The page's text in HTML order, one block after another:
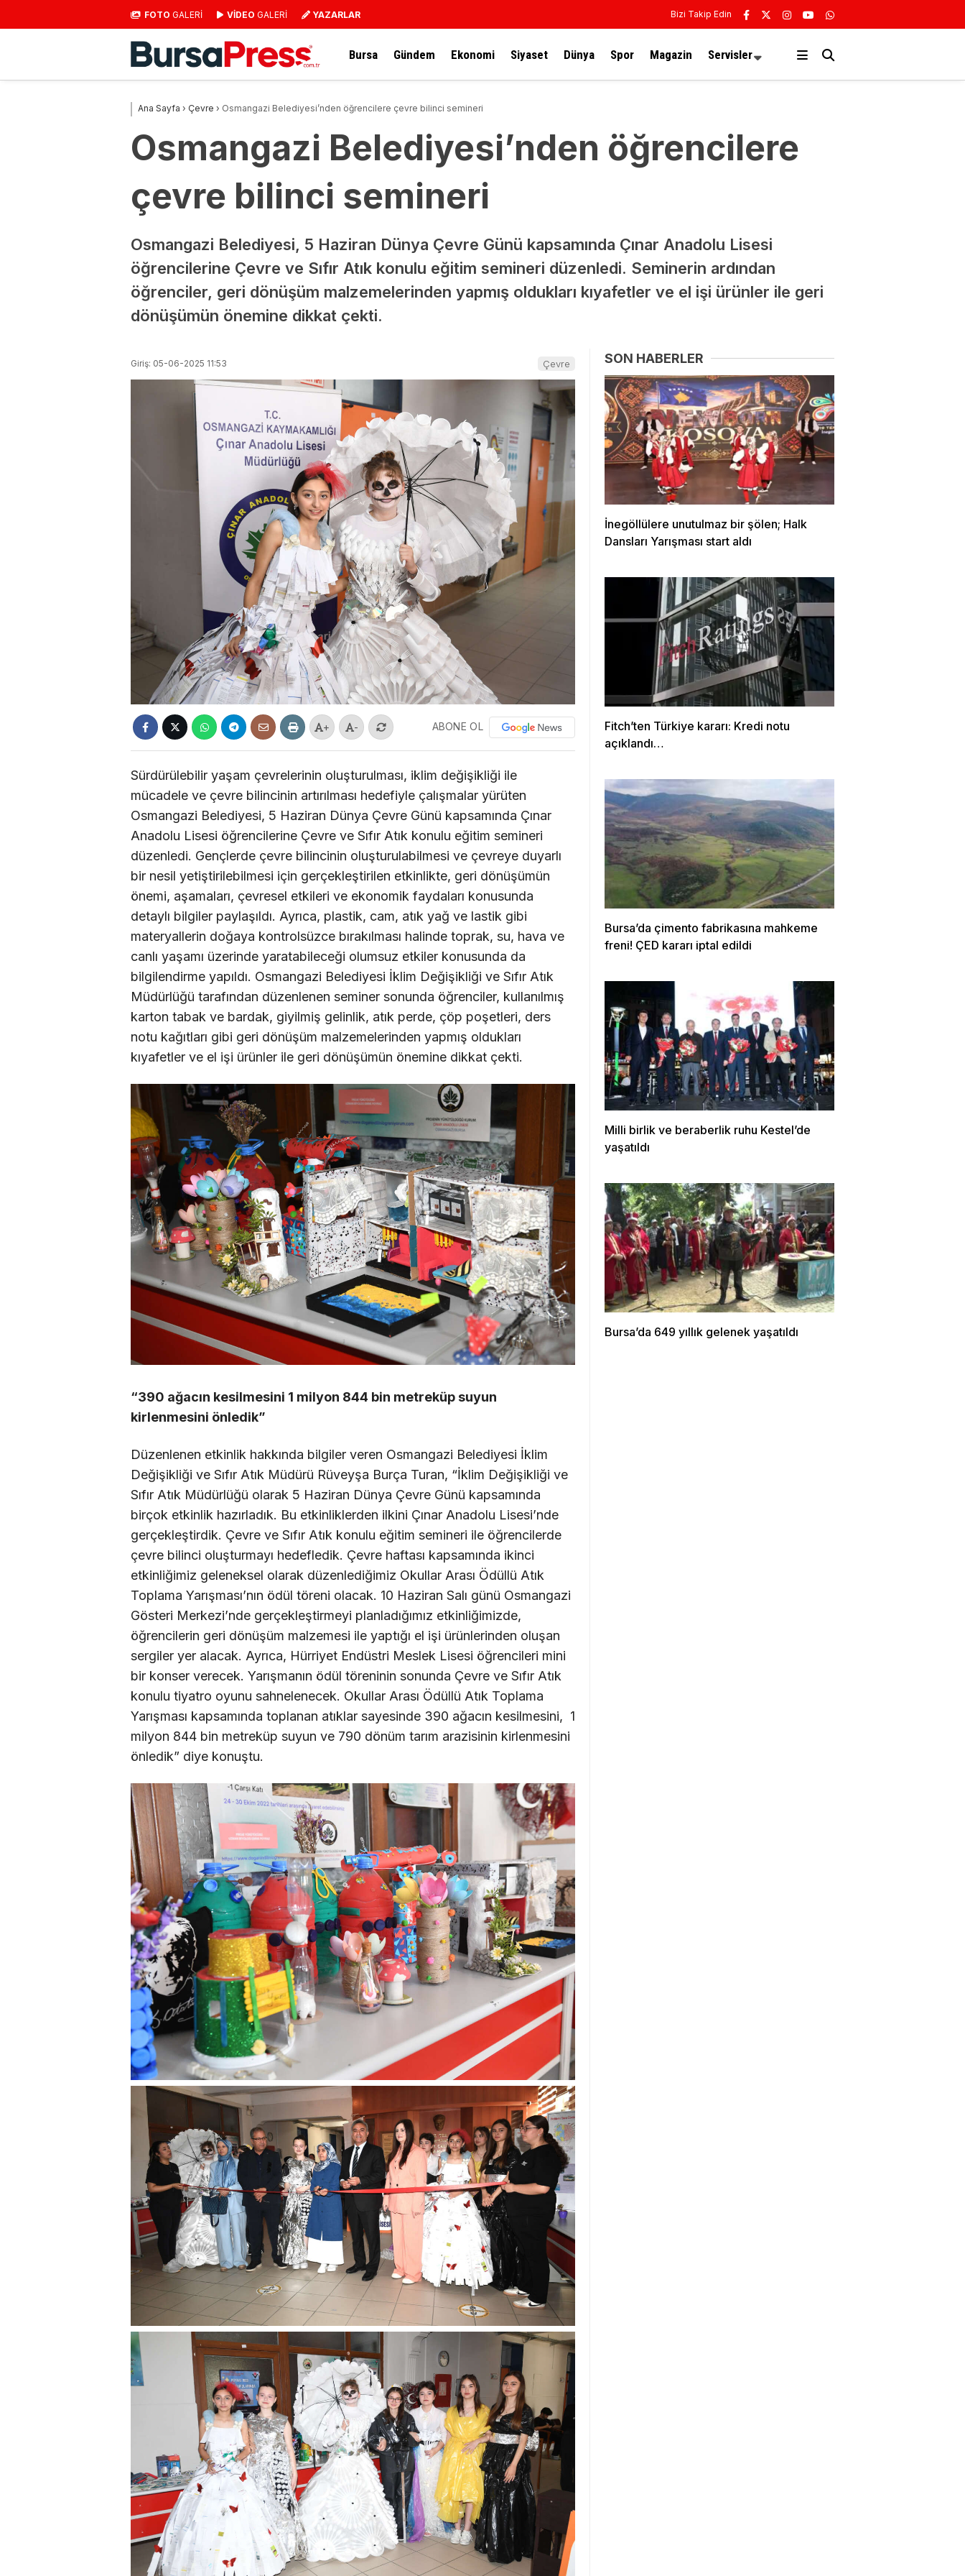
FOTO GALERİ VİDEO GALERİ YAZARLAR Bizi Takip Edin
Bursa Gündem Ekonomi Siyaset Dünya Spor Magazin Servisler
Ana Sayfa › Çevre › Osmangazi Belediyesi’nden öğrencilere çevre bilinci semineri
Osmangazi Belediyesi’nden öğrencilere
çevre bilinci semineri
Osmangazi Belediyesi, 5 Haziran Dünya Çevre Günü kapsamında Çınar Anadolu Lisesi
öğrencilerine Çevre ve Sıfır Atık konulu eğitim semineri düzenledi. Seminerin ardından
öğrenciler, geri dönüşüm malzemelerinden yapmış oldukları kıyafetler ve el işi ürünler ile geri
dönüşümün önemine dikkat çekti.
Giriş: 05-06-2025 11:53 Çevre
+ - ABONE OL
Sürdürülebilir yaşam çevrelerinin oluşturulması, iklim değişikliği ile
mücadele ve çevre bilincinin artırılması hedefiyle çalışmalar yürüten
Osmangazi Belediyesi, 5 Haziran Dünya Çevre Günü kapsamında Çınar
Anadolu Lisesi öğrencilerine Çevre ve Sıfır Atık konulu eğitim semineri
düzenledi. Gençlerde çevre bilincinin oluşturulabilmesi ve çevreye duyarlı
bir nesil yetiştirilebilmesi için gerçekleştirilen etkinlikte, geri dönüşümün
önemi, aşamaları, çevresel etkileri ve ekonomik faydaları konusunda
detaylı bilgiler paylaşıldı. Ayrıca, plastik, cam, atık yağ ve lastik gibi
materyallerin doğaya kontrolsüzce bırakılması halinde toprak, su, hava ve
canlı yaşamı üzerinde yaratabileceği olumsuz etkiler konusunda da
bilgilendirme yapıldı. Osmangazi Belediyesi İklim Değişikliği ve Sıfır Atık
Müdürlüğü tarafından düzenlenen seminer sonunda öğrenciler, kullanılmış
karton tabak ve bardak, giyilmiş gelinlik, atık perde, çöp poşetleri, ders
notu kağıtları gibi geri dönüşüm malzemelerinden yapmış oldukları
kıyafetler ve el işi ürünler ile geri dönüşümün önemine dikkat çekti.
“390 ağacın kesilmesini 1 milyon 844 bin metreküp suyun
kirlenmesini önledik”
Düzenlenen etkinlik hakkında bilgiler veren Osmangazi Belediyesi İklim
Değişikliği ve Sıfır Atık Müdürü Rüveyşa Burça Turan, “İklim Değişikliği ve
Sıfır Atık Müdürlüğü olarak 5 Haziran Dünya Çevre Günü kapsamında
birçok etkinlik hazırladık. Bu etkinliklerden ilkini Çınar Anadolu Lisesi’nde
gerçekleştirdik. Çevre ve Sıfır Atık konulu eğitim semineri ile öğrencilerde
çevre bilinci oluşturmayı hedefledik. Çevre haftası kapsamında ikinci
etkinliğimiz geleneksel olarak düzenlediğimiz Okullar Arası Ödüllü Atık
Toplama Yarışması’nın ödül töreni olacak. 10 Haziran Salı günü Osmangazi
Gösteri Merkezi’nde gerçekleştirmeyi planladığımız etkinliğimizde,
öğrencilerin geri dönüşüm malzemesi ile yaptığı el işi ürünlerinden oluşan
sergiler yer alacak. Ayrıca, Hürriyet Endüstri Meslek Lisesi öğrencileri mini
bir konser verecek. Yarışmanın ödül töreninin sonunda Çevre ve Sıfır Atık
konulu tiyatro oyunu sahnelenecek. Okullar Arası Ödüllü Atık Toplama
Yarışması kapsamında toplanan atıklar sayesinde 390 ağacın kesilmesini, 1
milyon 844 bin metreküp suyun ve 790 dönüm tarım arazisinin kirlenmesini
önledik” diye konuştu.
SON HABERLER
İnegöllülere unutulmaz bir şölen; Halk
Dansları Yarışması start aldı
Fitch’ten Türkiye kararı: Kredi notu
açıklandı…
Bursa’da çimento fabrikasına mahkeme
freni! ÇED kararı iptal edildi
Milli birlik ve beraberlik ruhu Kestel’de
yaşatıldı
Bursa’da 649 yıllık gelenek yaşatıldı